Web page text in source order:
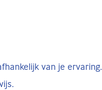
van je ervaring.